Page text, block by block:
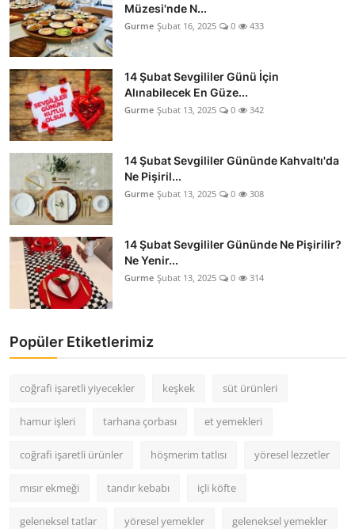
Müzesi'nde N...
Gurme Şubat 16, 2025 0 433
14 Şubat Sevgililer Günü İçin
Alınabilecek En Güze...
Gurme Şubat 13, 2025 0 342
14 Şubat Sevgililer Gününde Kahvaltı'da
Ne Pişiril...
Gurme Şubat 13, 2025 0 308
14 Şubat Sevgililer Gününde Ne Pişirilir?
Ne Yenir...
Gurme Şubat 13, 2025 0 314
Popüler Etiketlerimiz
coğrafi işaretli yiyecekler keşkek süt ürünleri
hamur işleri tarhana çorbası et yemekleri
coğrafi işaretli ürünler höşmerim tatlısı yöresel lezzetler
mısır ekmeği tandır kebabı içli köfte
geleneksel tatlar yöresel yemekler geleneksel yemekler